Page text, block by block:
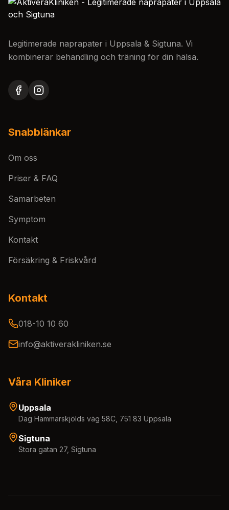
Legitimerade naprapater i Uppsala & Sigtuna. Vi
kombinerar behandling och träning för din hälsa.
Snabblänkar
Om oss
Priser & FAQ
Samarbeten
Symptom
Kontakt
Försäkring & Friskvård
Kontakt
018-10 10 60
info@aktiverakliniken.se
Våra Kliniker
Uppsala
Dag Hammarskjölds väg 58C, 751 83 Uppsala
Sigtuna
Stora gatan 27, Sigtuna